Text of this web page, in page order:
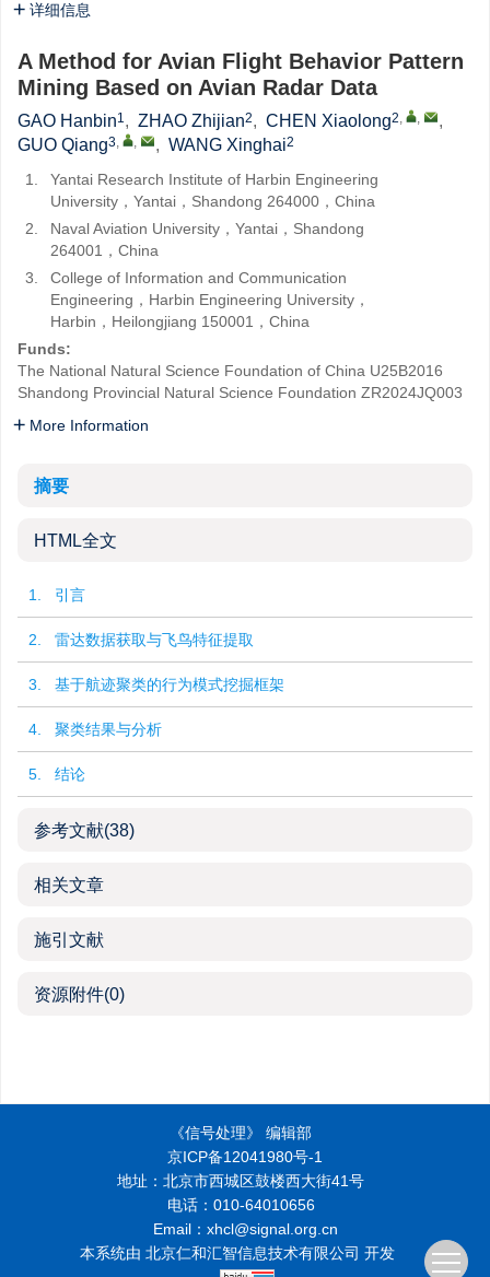
详细信息
A Method for Avian Flight Behavior Pattern
Mining Based on Avian Radar Data
GAO Hanbin1, ZHAO Zhijian2, CHEN Xiaolong2, ,
,
GUO Qiang3, , , WANG Xinghai2
1.
Yantai Research Institute of Harbin Engineering
University，Yantai，Shandong 264000，China
2.
Naval Aviation University，Yantai，Shandong
264001，China
3.
College of Information and Communication
Engineering，Harbin Engineering University，
Harbin，Heilongjiang 150001，China
Funds:
The National Natural Science Foundation of China U25B2016
Shandong Provincial Natural Science Foundation ZR2024JQ003
More Information
摘要
HTML全文
1. 引言
2. 雷达数据获取与飞鸟特征提取
3. 基于航迹聚类的行为模式挖掘框架
4. 聚类结果与分析
5. 结论
参考文献(38)
相关文章
施引文献
资源附件(0)
《信号处理》 编辑部
京ICP备12041980号-1
地址：北京市西城区鼓楼西大街41号
电话：010-64010656
Email：xhcl@signal.org.cn
本系统由 北京仁和汇智信息技术有限公司 开发